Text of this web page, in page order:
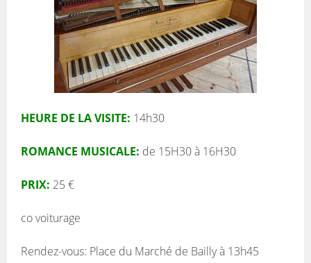
HEURE DE LA VISITE: 14h30
ROMANCE MUSICALE: de 15H30 à 16H30
PRIX: 25 €
co voiturage
Rendez-vous: Place du Marché de Bailly à 13h45